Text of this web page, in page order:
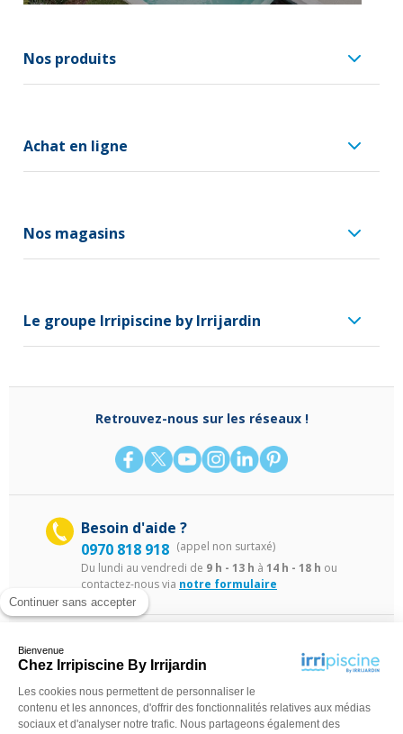
Continuer sans accepter
Bienvenue
Chez Irripiscine By Irrijardin
Les cookies nous permettent de personnaliser le
contenu et les annonces, d'offrir des fonctionnalités relatives aux médias
sociaux et d'analyser notre trafic. Nous partageons également des
Nos produits
Achat en ligne
Nos magasins
Le groupe Irripiscine by Irrijardin
Retrouvez-nous sur les réseaux !
Besoin d'aide ?
0970 818 918 (appel non surtaxé)
Du lundi au vendredi de 9 h - 13 h à 14 h - 18 h ou
contactez-nous via notre formulaire
©Irripiscine 2025 Conditions générales de ventes Mentions